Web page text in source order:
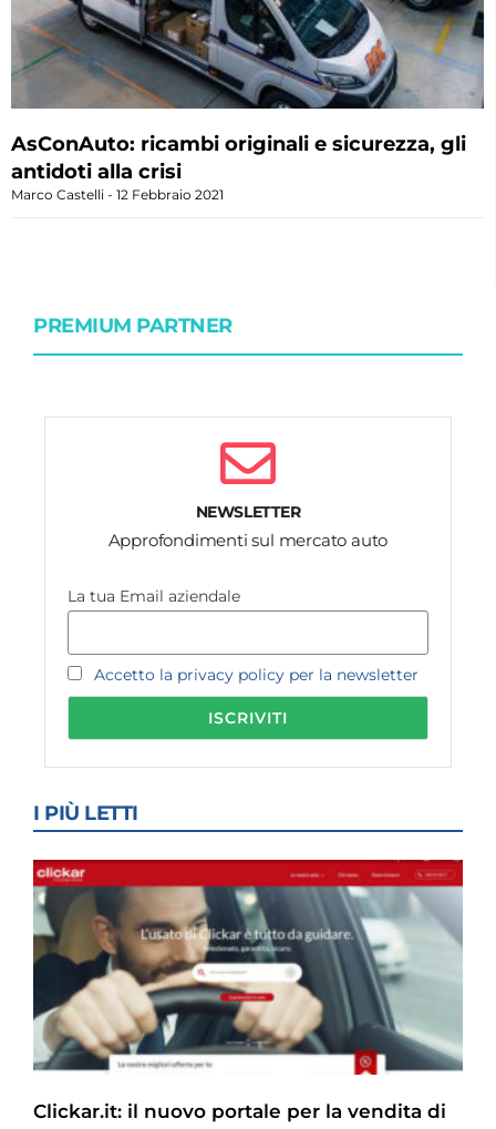
AsConAuto: ricambi originali e sicurezza, gli
antidoti alla crisi
Marco Castelli 12 Febbraio 2021
PREMIUM PARTNER
NEWSLETTER
Approfondimenti sul mercato auto
La tua Email aziendale
Accetto la privacy policy per la newsletter
I PIÙ LETTI
Clickar.it: il nuovo portale per la vendita di